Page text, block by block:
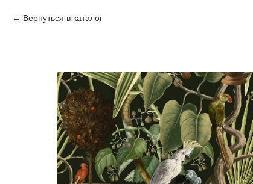
Вернуться в каталог